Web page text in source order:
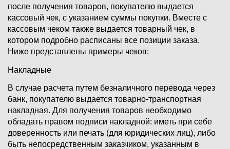
после получения товаров, покупателю выдается
кассовый чек, с указанием суммы покупки. Вместе с
кассовым чеком также выдается товарный чек, в
котором подробно расписаны все позиции заказа.
Ниже представлены примеры чеков:
Накладные
В случае расчета путем безналичного перевода через
банк, покупателю выдается товарно-транспортная
накладная. Для получения товаров необходимо
обладать правом подписи накладной: иметь при себе
доверенность или печать (для юридических лиц), либо
быть непосредственным заказчиком, указанным в